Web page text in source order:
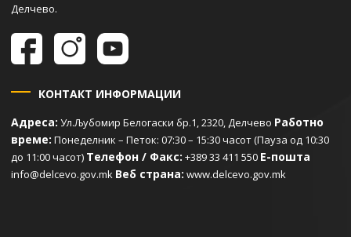
Делчево.
КОНТАКТ ИНФОРМАЦИИ
Адреса: Ул.Љубомир Белогаски бр.1, 2320, Делчево Работно
време: Понеделник – Петок: 07:30 – 15:30 часот (Пауза од 10:30
до 11:00 часот) Телефон / Факс: +389 33 411 550 Е-пошта
info@delcevo.gov.mk Веб страна: www.delcevo.gov.mk